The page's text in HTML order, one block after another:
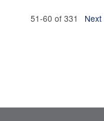
51-60 of 331 Next